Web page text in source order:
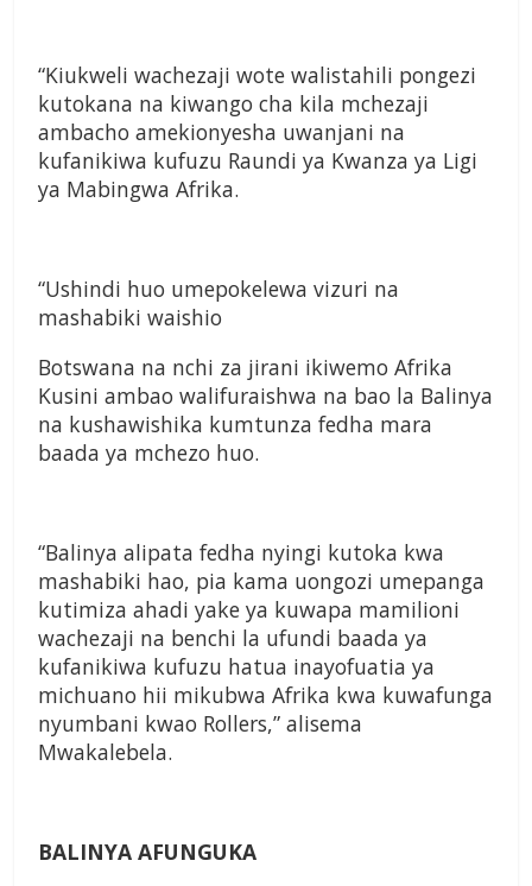
“Kiukweli wachezaji wote walistahili pongezi
kutokana na kiwango cha kila mchezaji
ambacho amekionyesha uwanjani na
kufanikiwa kufuzu Raundi ya Kwanza ya Ligi
ya Mabingwa Afrika.
“Ushindi huo umepokelewa vizuri na
mashabiki waishio
Botswana na nchi za jirani ikiwemo Afrika
Kusini ambao walifuraishwa na bao la Balinya
na kushawishika kumtunza fedha mara
baada ya mchezo huo.
“Balinya alipata fedha nyingi kutoka kwa
mashabiki hao, pia kama uongozi umepanga
kutimiza ahadi yake ya kuwapa mamilioni
wachezaji na benchi la ufundi baada ya
kufanikiwa kufuzu hatua inayofuatia ya
michuano hii mikubwa Afrika kwa kuwafunga
nyumbani kwao Rollers,” alisema
Mwakalebela.
BALINYA AFUNGUKA